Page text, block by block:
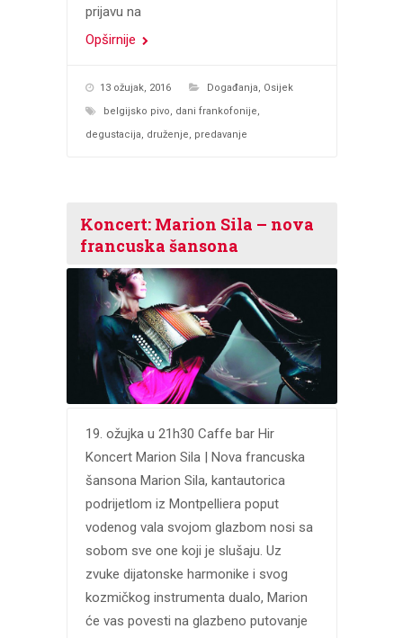
prijavu na
Opširnije
13 ožujak, 2016 Događanja, Osijek
belgijsko pivo, dani frankofonije,
degustacija, druženje, predavanje
Koncert: Marion Sila – nova
francuska šansona
19. ožujka u 21h30 Caffe bar Hir
Koncert Marion Sila | Nova francuska
šansona Marion Sila, kantautorica
podrijetlom iz Montpelliera poput
vodenog vala svojom glazbom nosi sa
sobom sve one koji je slušaju. Uz
zvuke dijatonske harmonike i svog
kozmičkog instrumenta dualo, Marion
će vas povesti na glazbeno putovanje